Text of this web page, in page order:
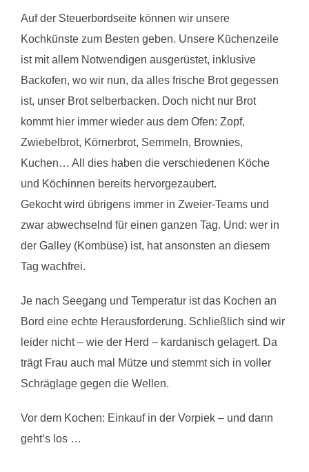
Auf der Steuerbordseite können wir unsere
Kochkünste zum Besten geben. Unsere Küchenzeile
ist mit allem Notwendigen ausgerüstet, inklusive
Backofen, wo wir nun, da alles frische Brot gegessen
ist, unser Brot selberbacken. Doch nicht nur Brot
kommt hier immer wieder aus dem Ofen: Zopf,
Zwiebelbrot, Körnerbrot, Semmeln, Brownies,
Kuchen… All dies haben die verschiedenen Köche
und Köchinnen bereits hervorgezaubert.
Gekocht wird übrigens immer in Zweier-Teams und
zwar abwechselnd für einen ganzen Tag. Und: wer in
der Galley (Kombüse) ist, hat ansonsten an diesem
Tag wachfrei.
Je nach Seegang und Temperatur ist das Kochen an
Bord eine echte Herausforderung. Schließlich sind wir
leider nicht – wie der Herd – kardanisch gelagert. Da
trägt Frau auch mal Mütze und stemmt sich in voller
Schräglage gegen die Wellen.
Vor dem Kochen: Einkauf in der Vorpiek – und dann
geht’s los …